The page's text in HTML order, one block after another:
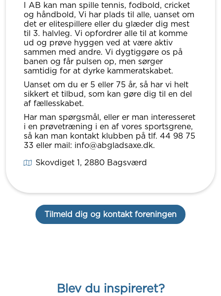
I AB kan man spille tennis, fodbold, cricket
og håndbold, Vi har plads til alle, uanset om
det er elitespillere eller du glæder dig mest
til 3. halvleg. Vi opfordrer alle til at komme
ud og prøve hyggen ved at være aktiv
sammen med andre. Vi dygtiggøre os på
banen og får pulsen op, men sørger
samtidig for at dyrke kammeratskabet.
Uanset om du er 5 eller 75 år, så har vi helt
sikkert et tilbud, som kan gøre dig til en del
af fællesskabet.
Har man spørgsmål, eller er man interesseret
i en prøvetræning i en af vores sportsgrene,
så kan man kontakt klubben på tlf. 44 98 75
33 eller mail: info@abgladsaxe.dk.
Skovdiget 1, 2880Bagsværd
Tilmeld dig og kontakt foreningen
Blev du inspireret?